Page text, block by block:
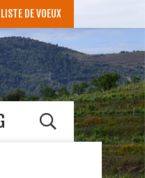
LISTE DE VOEUX